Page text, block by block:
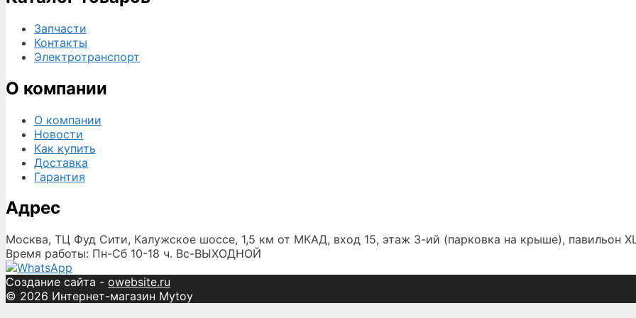
Запчасти
Контакты
Электротранспорт
О компании
О компании
Новости
Как купить
Доставка
Гарантия
Адрес
Москва, ТЦ Фуд Сити, Калужское шоссе, 1,5 км от МКАД, вход 15, этаж 3-ий (парковка на крыше), павильон
Время работы: Пн-Сб 10-18 ч. Вс-ВЫХОДНОЙ
Создание сайта - owebsite.ru
© 2026 Интернет-магазин Mytoy